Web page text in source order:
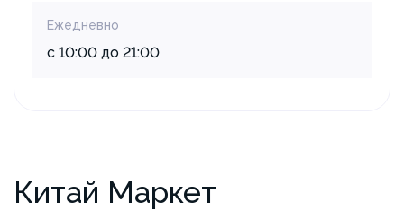
Китай Маркет
Ежедневно
с 10:00 до 21:00